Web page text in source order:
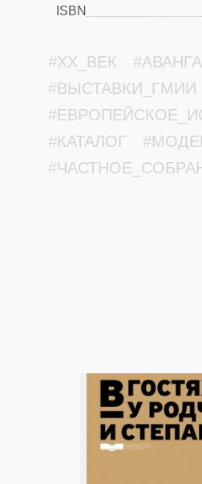
ISBN
#XX_ВЕК
#ВЫСТАВКИ_ГМИИ
#КАТАЛОГ